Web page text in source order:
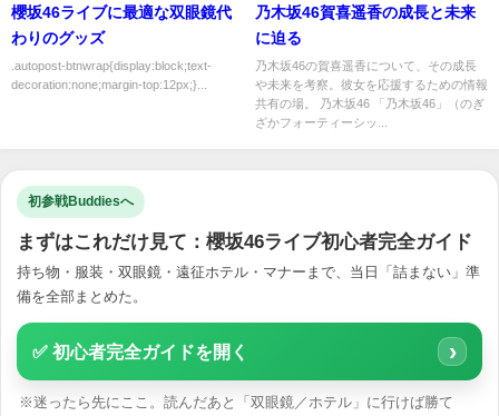
櫻坂46ライブに最適な双眼鏡代
わりのグッズ
.autopost-btnwrap{display:block;text-
decoration:none;margin-top:12px;}...
乃木坂46賀喜遥香の成長と未来
に迫る
乃木坂46の賀喜遥香について、その成長
や未来を考察。彼女を応援するための情報
共有の場。 乃木坂46 「乃木坂46」（のぎ
ざかフォーティーシッ...
初参戦Buddiesへ
まずはこれだけ見て：櫻坂46ライブ初心者完全ガイド
持ち物・服装・双眼鏡・遠征ホテル・マナーまで、当日「詰まない」準
備を全部まとめた。
✅ 初心者完全ガイドを開く ›
※迷ったら先にここ。読んだあと「双眼鏡／ホテル」に行けば勝て